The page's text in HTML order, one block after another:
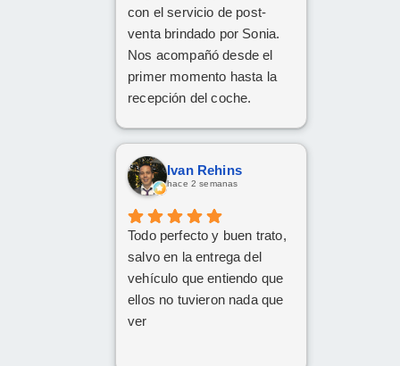
con el servicio de post-
venta brindado por Sonia.
Nos acompañó desde el
primer momento hasta la
recepción del coche.
nuestras consultas y nos
mantuvo constantemente
informados.
nuevo coche.
Ivan Rehins
hace 2 semanas
Todo perfecto y buen trato,
salvo en la entrega del
vehículo que entiendo que
ellos no tuvieron nada que
ver